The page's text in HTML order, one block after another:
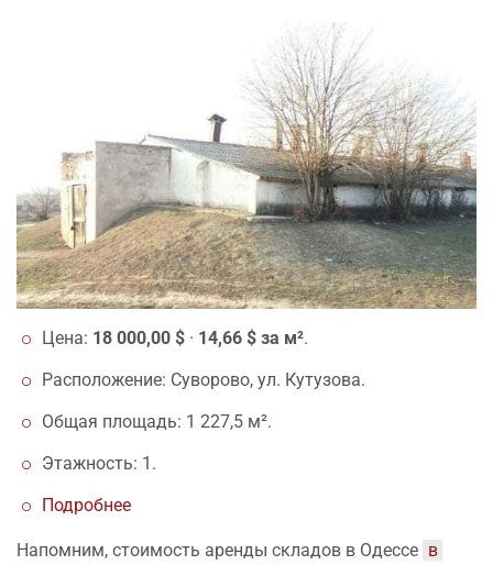
Цена: 18 000,00 $ · 14,66 $ за м².
Расположение: Суворово, ул. Кутузова.
Общая площадь: 1 227,5 м².
Этажность: 1.
Подробнее
Напомним, стоимость аренды складов в Одессе в